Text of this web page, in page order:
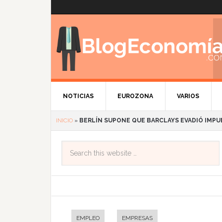
NOTICIAS EUROZONA VARIOS
INICIO » BERLÍN SUPONE QUE BARCLAYS EVADIÓ
EMPLEO EMPRESAS